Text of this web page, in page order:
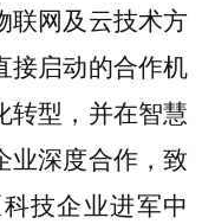
联网及云技术方
接启动的合作机
转型，并在智慧
业深度合作，致
技企业进军中